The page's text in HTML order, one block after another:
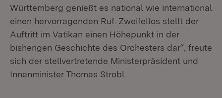
Württemberg genießt es national wie international
einen hervorragenden Ruf. Zweifellos stellt der
Auftritt im Vatikan einen Höhepunkt in der
bisherigen Geschichte des Orchesters dar“, freute
sich der stellvertretende Ministerpräsident und
Innenminister Thomas Strobl.